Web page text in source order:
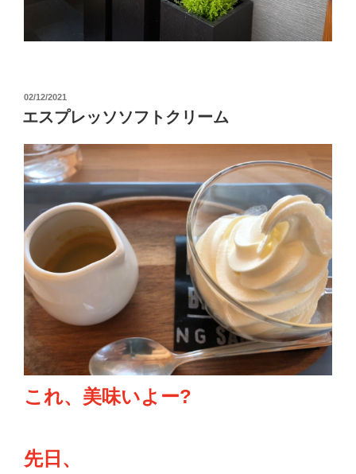
投
稿
日:
02/12/2021
エスプレッソソフトクリーム
これ、美味いよー?
先日、